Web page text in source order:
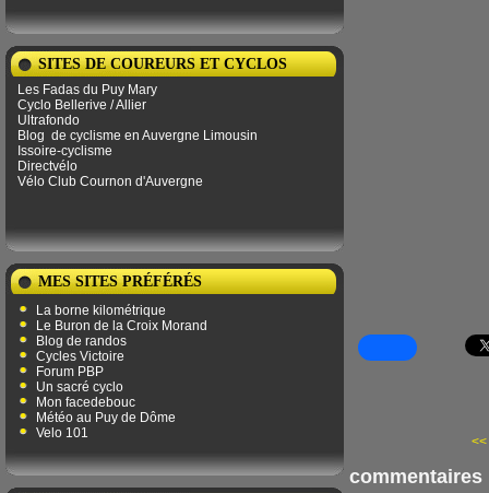
SITES DE COUREURS ET CYCLOS
Les Fadas du Puy Mary
Cyclo Bellerive / Allier
Ultrafondo
Blog de ​​cyclisme en Auvergne Limousin
Issoire-cyclisme
Directvélo
Vélo Club Cournon d'Auvergne
MES SITES PRÉFÉRÉS
La borne kilométrique
Le Buron de la Croix Morand
Blog de randos
Cycles Victoire
Forum PBP
Un sacré cyclo
Mon facedebouc
Météo au Puy de Dôme
Velo 101
commentaires